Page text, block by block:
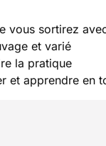
vous sortirez
et varié
la pratique
et apprendre en